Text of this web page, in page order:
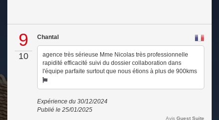
9
10
Chantal
agence très sérieuse Mme Nicolas très professionnelle
rapidité efficacité suivi du dossier collaboration dans
l'équipe parfaite surtout que nous étions à plus de 900kms
Expérience du 30/12/2024
Publié le 25/01/2025
Avis Guest Suite